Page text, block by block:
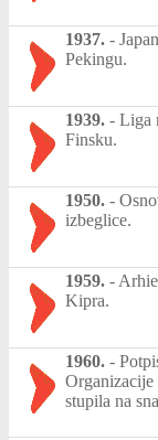
1937. -
Pekingu.
1939. - Liga
Finsku.
1950. -
izbeglice.
1959. -
Kipra.
1960. -
stupila na